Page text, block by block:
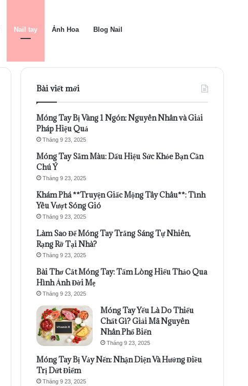
Nail tay Ảnh Hoa Blog Nail
Bài viết mới
Móng Tay Bị Vàng 1 Ngón: Nguyên Nhân và Giải
Pháp Hiệu Quả
Tháng 9 23, 2025
Móng Tay Sẫm Màu: Dấu Hiệu Sức Khỏe Bạn Cần
Chú Ý
Tháng 9 23, 2025
Khám Phá **Truyện Giấc Mộng Tây Châu**: Tình
Yêu Vượt Sóng Gió
Tháng 9 23, 2025
Làm Sao Để Móng Tay Trắng Sáng Tự Nhiên,
Rạng Rỡ Tại Nhà?
Tháng 9 23, 2025
Bài Thơ Cắt Móng Tay: Tấm Lòng Hiếu Thảo Qua
Hình Ảnh Đời Mẹ
Tháng 9 23, 2025
Móng Tay Yếu Là Do Thiếu
Chất Gì? Giải Mã Nguyên
Nhân Phổ Biến
Tháng 9 23, 2025
Móng Tay Bị Vảy Nến: Nhận Diện Và Hướng Điều
Trị Dứt Điểm
Tháng 9 23, 2025